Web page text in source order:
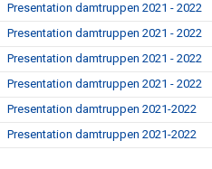
Presentation damtruppen 2021 - 2022
Presentation damtruppen 2021 - 2022
Presentation damtruppen 2021 - 2022
Presentation damtruppen 2021 - 2022
Presentation damtruppen 2021-2022
Presentation damtruppen 2021-2022